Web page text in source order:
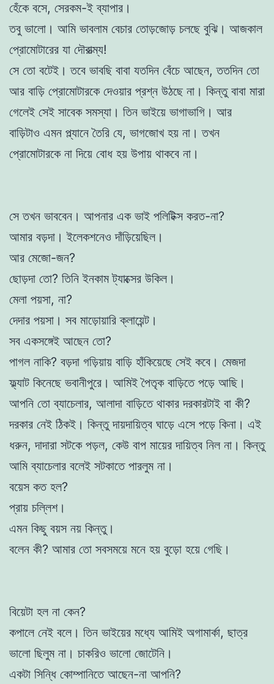
হেঁকে বসে, সেরকম-ই ব্যাপার।
তবু ভালো। আমি ভাবলাম বেচার তোড়জোড় চলছে বুঝি। আজকাল
প্রোমোটারের যা দৌরাত্ম্য!
সে তো বটেই। তবে ভাবছি বাবা যতদিন বেঁচে আছেন, ততদিন তো
আর বাড়ি প্রোমোটারকে দেওয়ার প্রশ্ন উঠছে না। কিন্তু বাবা মারা
গেলেই সেই সাবেক সমস্যা। তিন ভাইয়ে ভাগাভাগি। আর
বাড়িটাও এমন প্ল্যানে তৈরি যে, ভাগজোখ হয় না। তখন
প্রোমোটারকে না দিয়ে বোধ হয় উপায় থাকবে না।
সে তখন ভাববেন। আপনার এক ভাই পলিটিক্স করত-না?
আমার বড়দা। ইলেকশনেও দাঁড়িয়েছিল।
আর মেজো-জন?
ছোড়দা তো? তিনি ইনকাম ট্যাক্সের উকিল।
মেলা পয়সা, না?
দেদার পয়সা। সব মাড়োয়ারি ক্লায়েন্ট।
সব একসঙ্গেই আছেন তো?
পাগল নাকি? বড়দা গড়িয়ায় বাড়ি হাঁকিয়েছে সেই কবে। মেজদা
ফ্ল্যাট কিনেছে ভবানীপুরে। আমিই পৈতৃক বাড়িতে পড়ে আছি।
আপনি তো ব্যাচেলার, আলাদা বাড়িতে থাকার দরকারটাই বা কী?
দরকার নেই ঠিকই। কিন্তু দায়দায়িত্ব ঘাড়ে এসে পড়ে কিনা। এই
ধরুন, দাদারা সটকে পড়ল, কেউ বাপ মায়ের দায়িত্ব নিল না। কিন্তু
আমি ব্যাচেলার বলেই সটকাতে পারলুম না।
বয়েস কত হল?
প্রায় চল্লিশ।
এমন কিছু বয়স নয় কিন্তু।
বলেন কী? আমার তো সবসময়ে মনে হয় বুড়ো হয়ে গেছি।
বিয়েটা হল না কেন?
কপালে নেই বলে। তিন ভাইয়ের মধ্যে আমিই অগামার্কা, ছাত্র
ভালো ছিলুম না। চাকরিও ভালো জোটেনি।
একটা সিন্ধি কোম্পানিতে আছেন-না আপনি?